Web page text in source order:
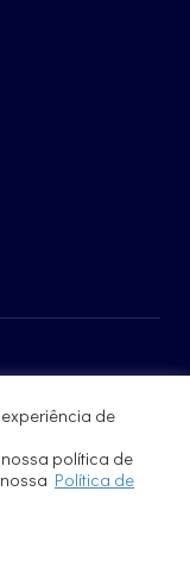
de
política de
Política de